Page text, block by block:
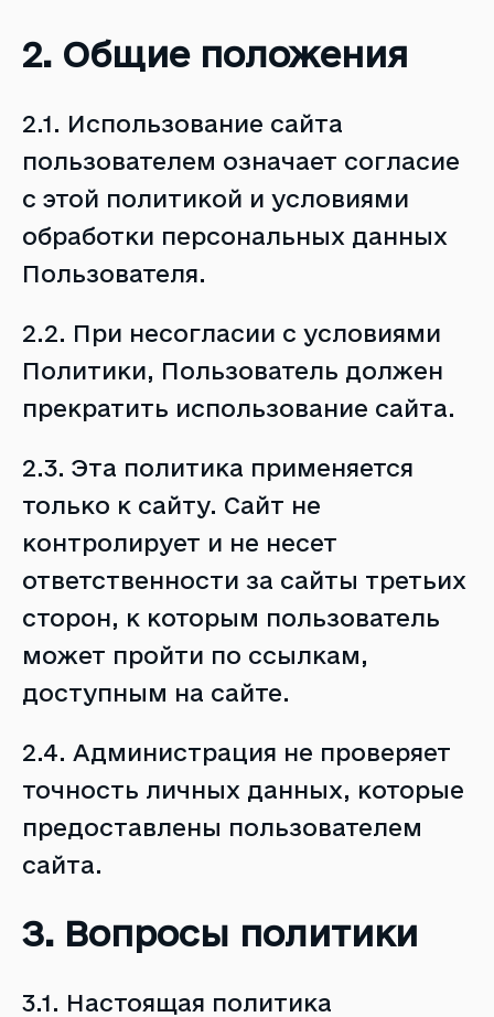
2. Общие положения
2.1. Использование сайта
пользователем означает согласие
с этой политикой и условиями
обработки персональных данных
Пользователя.
2.2. При несогласии с условиями
Политики, Пользователь должен
прекратить использование сайта.
2.3. Эта политика применяется
только к сайту. Сайт не
контролирует и не несет
ответственности за сайты третьих
сторон, к которым пользователь
может пройти по ссылкам,
доступным на сайте.
2.4. Администрация не проверяет
точность личных данных, которые
предоставлены пользователем
сайта.
З. Вопросы политики
3.1. Настоящая политика